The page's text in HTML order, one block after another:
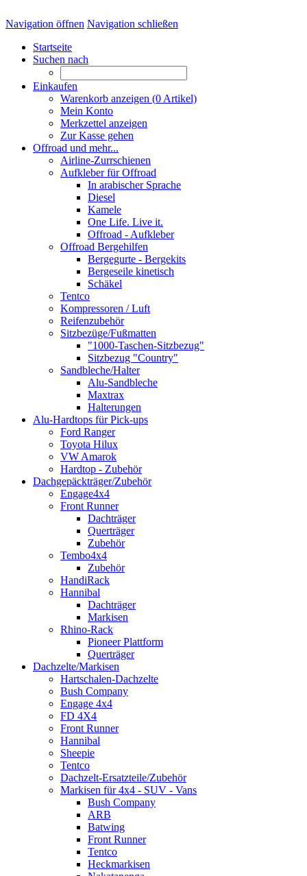
Navigation öffnen Navigation schließen
Startseite
Suchen nach
Einkaufen
Warenkorb anzeigen (0 Artikel)
Mein Konto
Merkzettel anzeigen
Zur Kasse gehen
Offroad und mehr...
Airline-Zurrschienen
Aufkleber für Offroad
In arabischer Sprache
Diesel
Kamele
One Life. Live it.
Offroad - Aufkleber
Offroad Bergehilfen
Bergegurte - Bergekits
Bergeseile kinetisch
Schäkel
Tentco
Kompressoren / Luft
Reifenzubehör
Sitzbezüge/Fußmatten
"1000-Taschen-Sitzbezug"
Sitzbezug "Country"
Sandbleche/Halter
Alu-Sandbleche
Maxtrax
Halterungen
Alu-Hardtops für Pick-ups
Ford Ranger
Toyota Hilux
VW Amarok
Hardtop - Zubehör
Dachgepäckträger/Zubehör
Engage4x4
Front Runner
Dachträger
Querträger
Zubehör
Tembo4x4
Zubehör
HandiRack
Hannibal
Dachträger
Markisen
Rhino-Rack
Pioneer Plattform
Querträger
Dachzelte/Markisen
Hartschalen-Dachzelte
Bush Company
Engage 4x4
FD 4X4
Front Runner
Hannibal
Sheepie
Tentco
Dachzelt-Ersatzteile/Zubehör
Markisen für 4x4 - SUV - Vans
Bush Company
ARB
Batwing
Front Runner
Tentco
Heckmarkisen